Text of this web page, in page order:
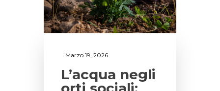
Marzo 19, 2026
L’acqua negli